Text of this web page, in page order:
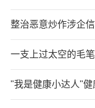
整治恶意炒作涉企
一支上过太空的毛笔
"我是健康小达人"